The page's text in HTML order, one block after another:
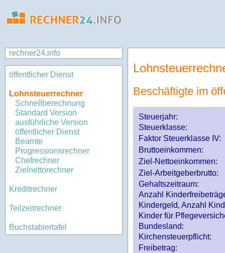
rechner24.info
öffentlicher Dienst
Lohnsteuerrechner
Schnellberechnung
Standard Version
ausführliche Version
öffentlicher Dienst
Beamte
Progressionsrechner
Chefrechner
Zielnettorechner
Kreditrechner
Teilzeitrechner
Buchstabiertafel
Beschäftigte im
Steuerjahr:
Steuerklasse:
Faktor Steuerklasse IV:
Bruttoeinkommen:
Ziel-Nettoeinkommen:
Ziel-Arbeitgeberbrutto:
Gehaltszeitraum:
Anzahl
Kindergeld, Anzahl
Kinder für
Bundesland:
Kirchensteuerpflicht:
Freibetrag: